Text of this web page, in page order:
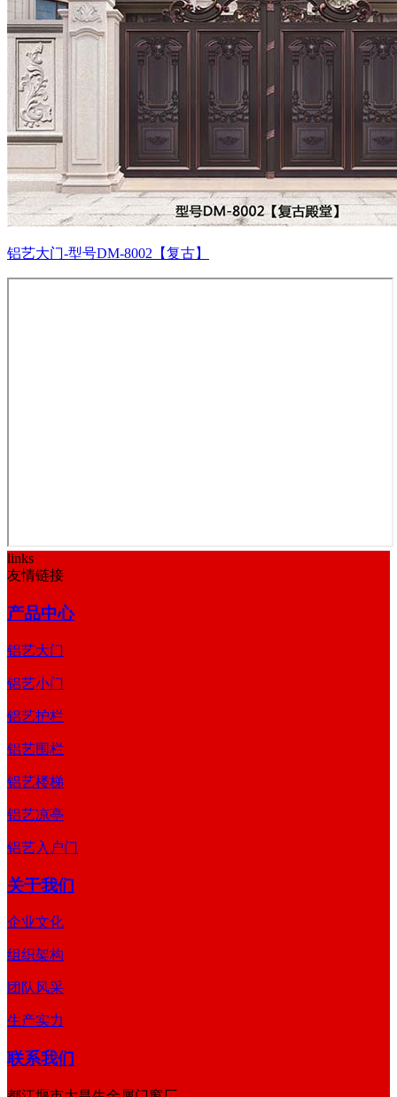
铝艺大门-型号DM-8002【复古】
links
友情链接
产品中心
铝艺大门
铝艺小门
铝艺护栏
铝艺围栏
铝艺楼梯
铝艺凉亭
铝艺入户门
关于我们
企业文化
组织架构
团队风采
生产实力
联系我们